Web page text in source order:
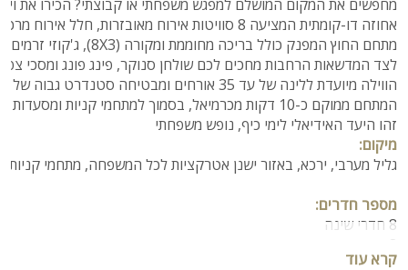
זהו היעד האידיאלי לימי כיף, נופש משפחתי
מיקום:
גליל מערבי, ירכא, באזור ישנן אטרקציות לכל המשפחה, מתחמי
מספר חדרים:
8 חדרי שינה
קרא עוד